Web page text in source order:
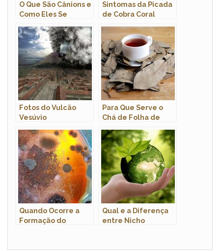
O Que São Cânions e
Como Eles Se
Sintomas da Picada
de Cobra Coral
Fotos do Vulcão
Vesúvio
Para Que Serve o
Chá de Folha de
Quando Ocorre a
Formação do
Qual e a Diferença
entre Nicho